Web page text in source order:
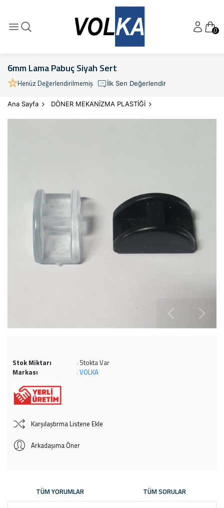
0
6mm Lama Pabuç Siyah Sert
Henüz Değerlendirilmemiş İlk Sen Değerlendir
Ana Sayfa DÖNER MEKANİZMA PLASTİĞİ
Stok Miktarı : Stokta Var
Markası
: VOLKA
Karşılaştırma Listene Ekle
Arkadaşıma Öner
TÜM YORUMLAR TÜM SORULAR